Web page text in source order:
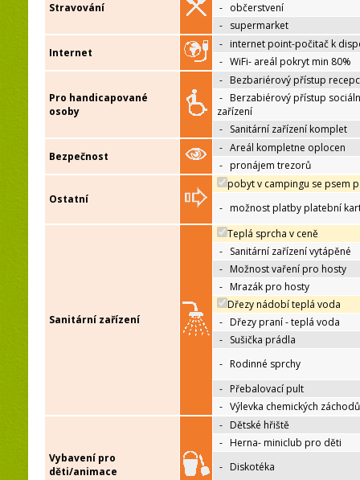
Stravování
- občerstvení
- supermarket
Internet
- internet point-počitač k
- WiFi- areál pokryt min 80%
Pro handicapované
osoby
- Bezbariérový přístup
- Berzabiérový přístup
zařízení
- Sanitární zařízení komplet
Bezpečnost
- Areál kompletne oplocen
- pronájem trezorů
Ostatní
pobyt v campingu se psem
- možnost platby platební
Sanitární zařízení
Teplá sprcha v ceně
- Sanitární zařízení vytápěné
- Možnost vaření pro hosty
- Mrazák pro hosty
Dřezy nádobí teplá voda
- Dřezy praní - teplá voda
- Sušička prádla
- Rodinné sprchy
- Přebalovací pult
- Výlevka chemických záchodů
Vybavení pro
děti/animace
- Dětské hřiště
- Herna- miniclub pro děti
- Diskotéka